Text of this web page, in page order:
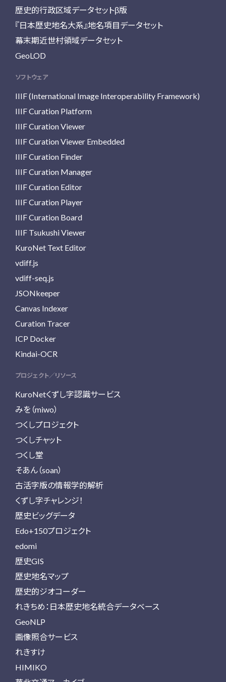
歴史的行政区域データセットβ版
『日本歴史地名大系』地名項目データセット
幕末期近世村領域データセット
GeoLOD
ソフトウェア
IIIF (International Image Interoperability Framework)
IIIF Curation Platform
IIIF Curation Viewer
IIIF Curation Viewer Embedded
IIIF Curation Finder
IIIF Curation Manager
IIIF Curation Editor
IIIF Curation Player
IIIF Curation Board
IIIF Tsukushi Viewer
KuroNet Text Editor
vdiff.js
vdiff-seq.js
JSONkeeper
Canvas Indexer
Curation Tracer
ICP Docker
Kindai-OCR
プロジェクト／リソース
KuroNetくずし字認識サービス
みを（miwo）
つくしプロジェクト
つくしチャット
つくし堂
そあん（soan）
古活字版の情報学的解析
くずし字チャレンジ！
歴史ビッグデータ
Edo+150プロジェクト
edomi
歴史GIS
歴史地名マップ
歴史的ジオコーダー
れきちめ：日本歴史地名統合データベース
GeoNLP
画像照合サービス
れきすけ
HIMIKO